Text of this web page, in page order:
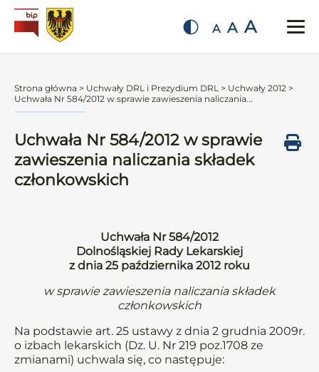
A A A
Strona główna > Uchwały DRL i Prezydium DRL > Uchwały 2012 >
Uchwała Nr 584/2012 w sprawie zawieszenia naliczania...
Uchwała Nr 584/2012 w sprawie
zawieszenia naliczania składek
członkowskich
Uchwała Nr 584/2012
Dolnośląskiej Rady Lekarskiej
z dnia 25 października 2012 roku
w sprawie zawieszenia naliczania składek
członkowskich
Na podstawie art. 25 ustawy z dnia 2 grudnia 2009r.
o izbach lekarskich (Dz. U. Nr 219 poz.1708 ze
zmianami) uchwala się, co następuje: